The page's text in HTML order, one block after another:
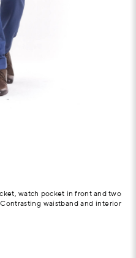
watch pocket in front and two
waistband and interior